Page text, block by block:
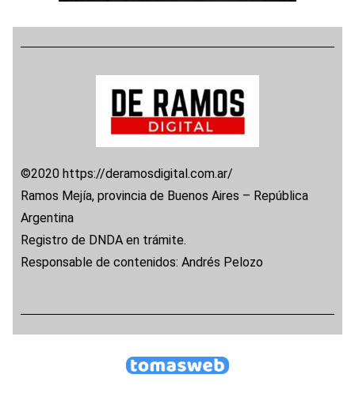
©2020 https://deramosdigital.com.ar/
Ramos Mejía, provincia de Buenos Aires – República
Argentina
Registro de DNDA en trámite.
Responsable de contenidos: Andrés Pelozo